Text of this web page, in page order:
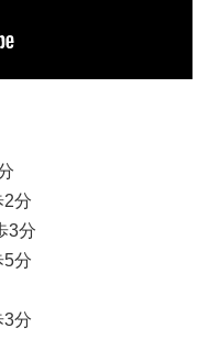
2分
3分
5分
3分